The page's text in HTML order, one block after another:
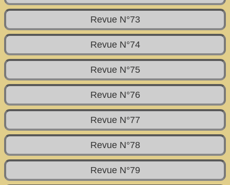
Revue N°73
Revue N°74
Revue N°75
Revue N°76
Revue N°77
Revue N°78
Revue N°79